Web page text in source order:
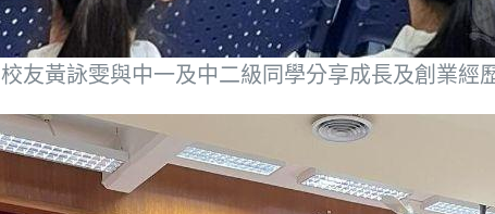
校友黃詠雯與中一及中二級同學分享成長及創業經